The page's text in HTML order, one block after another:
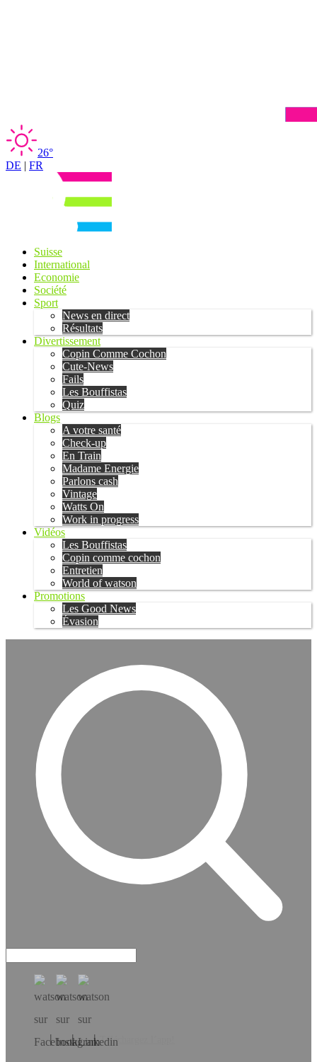
26°
DE | FR
Suisse
International
Economie
Société
Sport
News en direct
Résultats
Divertissement
Copin Comme Cochon
Cute-News
Fails
Les Bouffistas
Quiz
Blogs
A votre santé
Check-up
En Train
Madame Energie
Parlons cash
Vintage
Watts On
Work in progress
Vidéos
Les Bouffistas
Copin comme cochon
Entretien
World of watson
Promotions
Les Good News
Évasion
Téléchargez l’app!